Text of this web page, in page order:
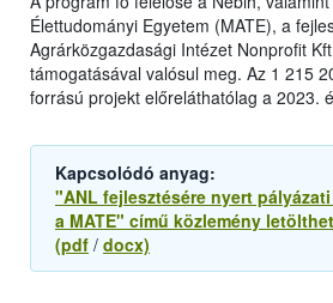
Élettudományi Egyetem (MATE), a
Agrárközgazdasági Intézet Nonprofit
támogatásával valósul meg. Az 1 215
forrású projekt előreláthatólag a 2023.
Kapcsolódó anyag:
"ANL fejlesztésére nyert
a MATE" című közlemény
(pdf / docx)